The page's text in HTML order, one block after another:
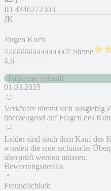
ID 4346272303
JK
Jürgen Koch
4.666666666666667 Sterne
4,6
Fahrzeug gekauft
01.03.2025
Verkäufer nimmt sich ausgiebig
überzeugend auf Fragen des
Leider sind nach dem Kauf des
worden die eine technische
überprüft werden müssen.
Bewertungsdetails
Freundlichkeit